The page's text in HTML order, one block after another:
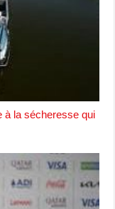
à la sécheresse qui